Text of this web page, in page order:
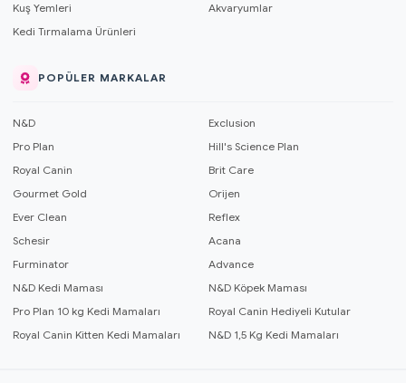
Kuş Yemleri
Akvaryumlar
Kedi Tırmalama Ürünleri
POPÜLER MARKALAR
N&D
Exclusion
Pro Plan
Hill's Science Plan
Royal Canin
Brit Care
Gourmet Gold
Orijen
Ever Clean
Reflex
Schesir
Acana
Furminator
Advance
N&D Kedi Maması
N&D Köpek Maması
Pro Plan 10 kg Kedi Mamaları
Royal Canin Hediyeli Kutular
Royal Canin Kitten Kedi Mamaları
N&D 1,5 Kg Kedi Mamaları